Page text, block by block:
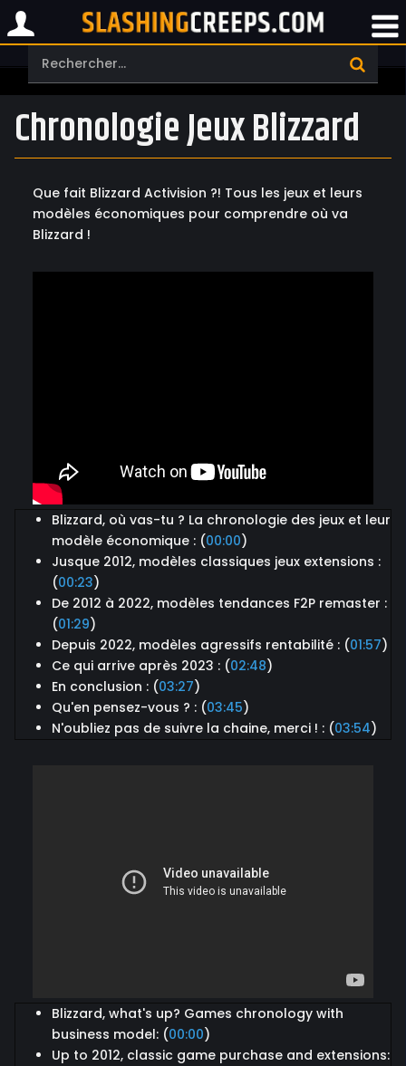
Chronologie Jeux Blizzard
Que fait Blizzard Activision ?! Tous les jeux et leurs
modèles économiques pour comprendre où va
Blizzard !
Blizzard, où vas-tu ? La chronologie des jeux et leur
modèle économique : (00:00)
Jusque 2012, modèles classiques jeux extensions :
(00:23)
De 2012 à 2022, modèles tendances F2P remaster :
(01:29)
Depuis 2022, modèles agressifs rentabilité : (01:57)
Ce qui arrive après 2023 : (02:48)
En conclusion : (03:27)
Qu'en pensez-vous ? : (03:45)
N'oubliez pas de suivre la chaine, merci ! : (03:54)
Blizzard, what's up? Games chronology with
business model: (00:00)
Up to 2012, classic game purchase and extensions: